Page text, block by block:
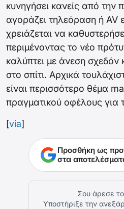
κυνηγήσει κανείς από την
αγοράζει τηλεόραση ή AV
χρειάζεται να
περιμένοντας το νέο
καλύπτει με άνεση σχεδόν
στο σπίτι. Αρχικά
είναι περισσότερο θέμα
πραγματικού οφέλους για
[via]
Προσθήκη ως
στα
Σου άρεσε
Υποστήριξε την